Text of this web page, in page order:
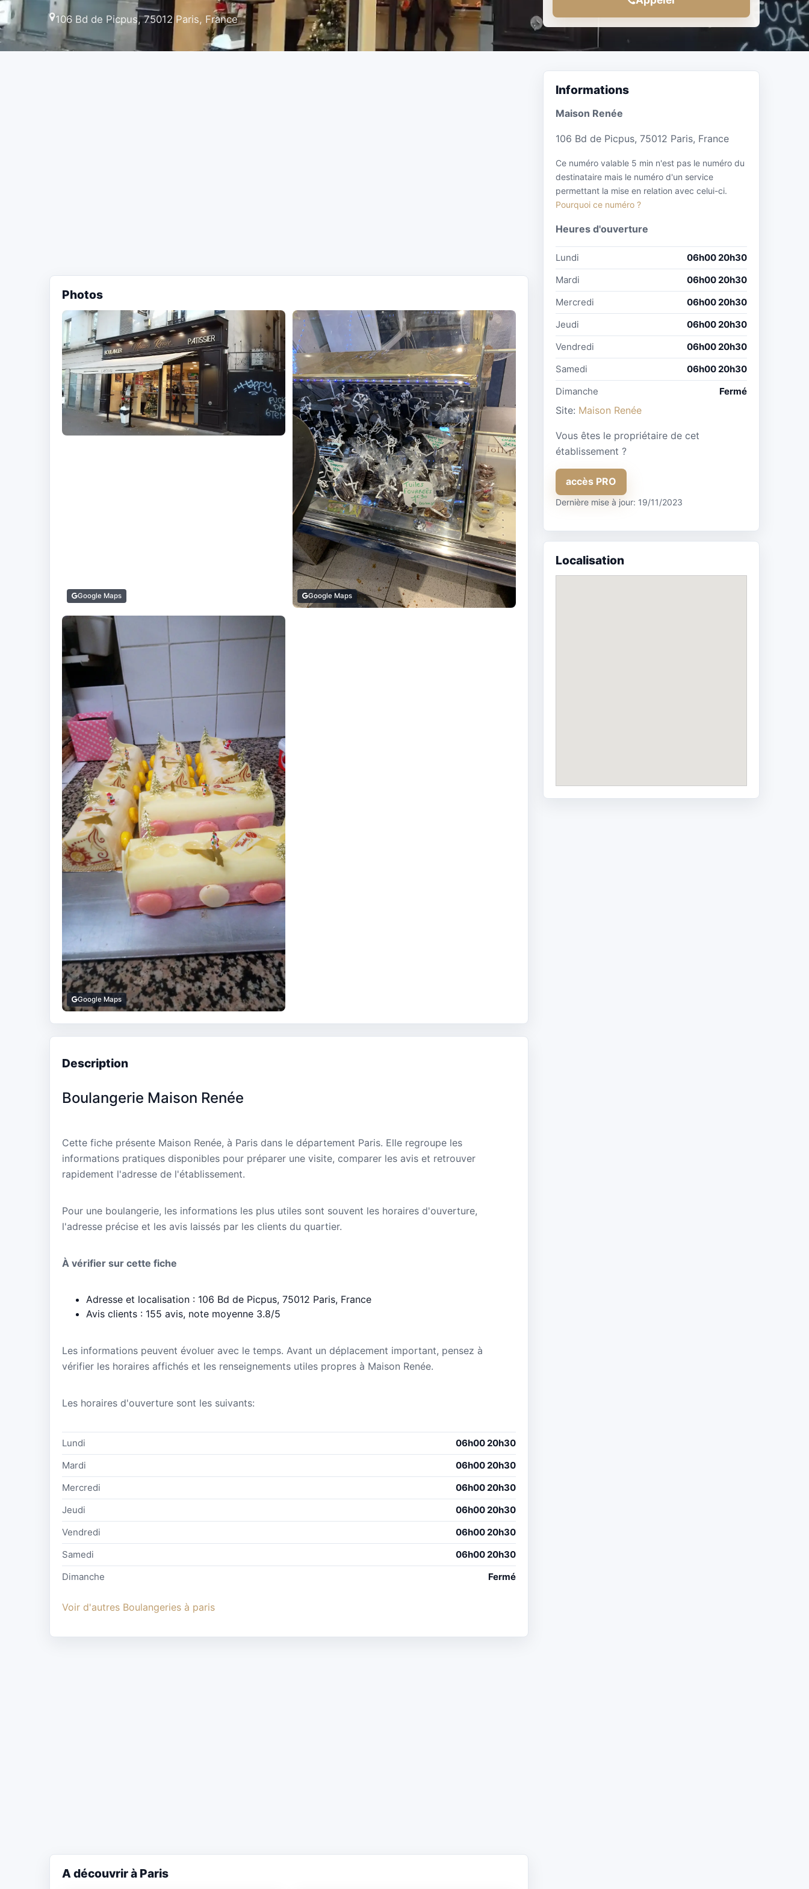
106 Bd de Picpus, 75012 Paris, France
Photos
Google Maps Google Maps
Google Maps
Description
Boulangerie Maison Renée
Cette fiche présente Maison Renée, à Paris dans le département Paris. Elle regroupe les
informations pratiques disponibles pour préparer une visite, comparer les avis et retrouver
rapidement l'adresse de l'établissement.
Pour une boulangerie, les informations les plus utiles sont souvent les horaires d'ouverture,
l'adresse précise et les avis laissés par les clients du quartier.
À vérifier sur cette fiche
Adresse et localisation : 106 Bd de Picpus, 75012 Paris, France
Avis clients : 155 avis, note moyenne 3.8/5
Les informations peuvent évoluer avec le temps. Avant un déplacement important, pensez à
vérifier les horaires affichés et les renseignements utiles propres à Maison Renée.
Les horaires d'ouverture sont les suivants:
Lundi
06h00 20h30
Mardi
06h00 20h30
Mercredi
06h00 20h30
Jeudi
06h00 20h30
Vendredi
06h00 20h30
Samedi
06h00 20h30
Dimanche
Fermé
Voir d'autres Boulangeries à paris
A découvrir à Paris
Informations
Maison Renée
106 Bd de Picpus, 75012 Paris, France
Ce numéro valable 5 min n'est pas le numéro du
destinataire mais le numéro d'un service
permettant la mise en relation avec celui-ci.
Pourquoi ce numéro ?
Heures d'ouverture
Lundi
06h00 20h30
Mardi
06h00 20h30
Mercredi
06h00 20h30
Jeudi
06h00 20h30
Vendredi
06h00 20h30
Samedi
06h00 20h30
Dimanche
Fermé
Site: Maison Renée
Vous êtes le propriétaire de cet
établissement ?
accès PRO
Dernière mise à jour: 19/11/2023
Localisation